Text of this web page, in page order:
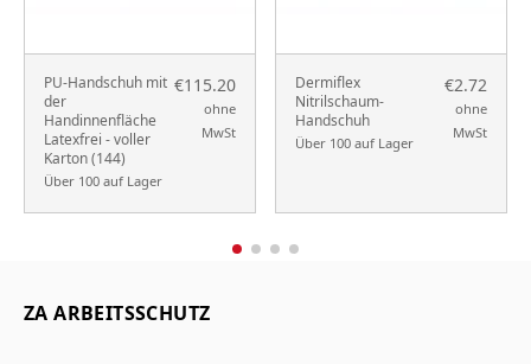
PU-Handschuh mit
der
Handinnenfläche
Latexfrei - voller
Karton (144)
Über 100 auf Lager
€115.20
ohne
MwSt
Dermiflex
Nitrilschaum-
Handschuh
Über 100 auf Lager
€2.72
ohne
MwSt
ZA ARBEITSSCHUTZ